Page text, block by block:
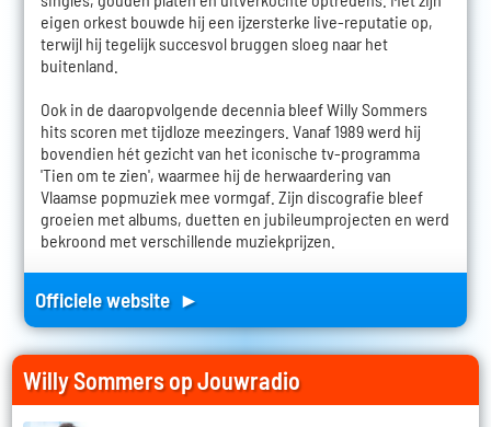
eigen orkest bouwde hij een ijzersterke live-reputatie op,
terwijl hij tegelijk succesvol bruggen sloeg naar het
buitenland.
Ook in de daaropvolgende decennia bleef Willy Sommers
hits scoren met tijdloze meezingers. Vanaf 1989 werd hij
bovendien hét gezicht van het iconische tv-programma
'Tien om te zien', waarmee hij de herwaardering van
Vlaamse popmuziek mee vormgaf. Zijn discografie bleef
groeien met albums, duetten en jubileumprojecten en werd
bekroond met verschillende muziekprijzen.
Officiele website ►
Willy Sommers op Jouwradio